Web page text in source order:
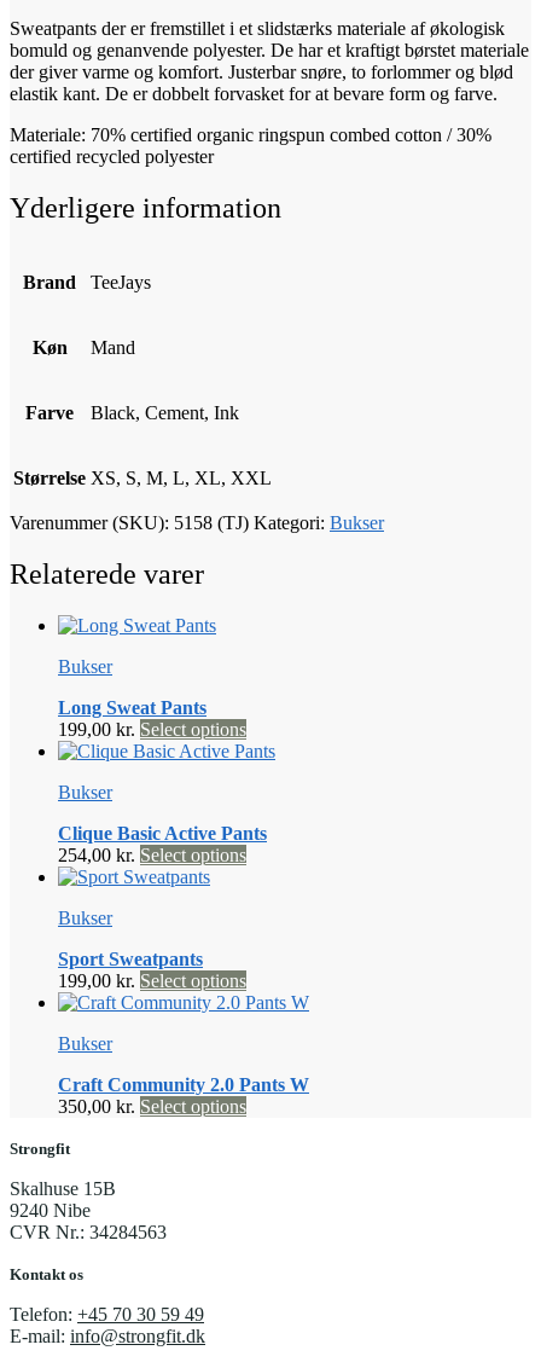
Sweatpants der er fremstillet i et slidstærks materiale af økologisk
bomuld og genanvende polyester. De har et kraftigt børstet materiale
der giver varme og komfort. Justerbar snøre, to forlommer og blød
elastik kant. De er dobbelt forvasket for at bevare form og farve.
Materiale: 70% certified organic ringspun combed cotton / 30%
certified recycled polyester
Yderligere information
Brand TeeJays
Køn Mand
Farve Black, Cement, Ink
Størrelse XS, S, M, L, XL, XXL
Varenummer (SKU): 5158 (TJ) Kategori: Bukser
Relaterede varer
Bukser
Long Sweat Pants
199,00 kr. Select optionsDette
vare
Mulighederne
kan
Bukser
Clique Basic Active Pants
254,00 kr. Select optionsDette
kan
vælges
Bukser
Sport Sweatpants
199,00 kr. Select optionsDette
vare
Mulighederne
kan
Bukser
Craft Community 2.0 Pants W
350,00 kr. Select optionsDette
Strongfit
Skalhuse 15B
9240 Nibe
CVR Nr.: 34284563
Kontakt os
Telefon: +45 70 30 59 49
E-mail: info@strongfit.dk